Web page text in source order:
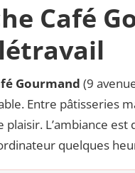
Café
Gourmand (9
Entre pâtisseries
L’ambiance
quelques